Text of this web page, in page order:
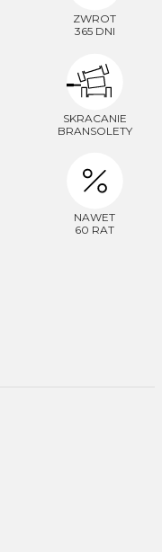
ZWROT
365 DNI
SKRACANIE
BRANSOLETY
NAWET
60 RAT